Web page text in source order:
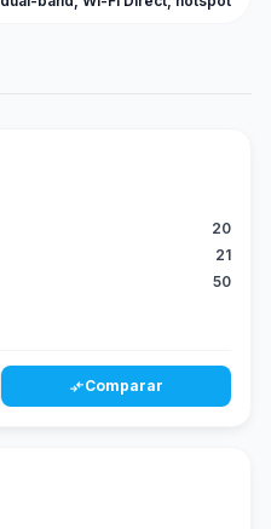
20
21
50
compare_arrowsComparar